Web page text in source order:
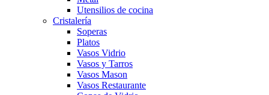
Utensilios de cocina
Cristalería
Soperas
Platos
Vasos Vidrio
Vasos y Tarros
Vasos Mason
Vasos Restaurante